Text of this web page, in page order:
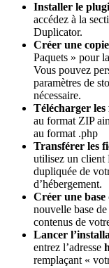
Installer le
accédez à la
Duplicator.
Créer une
Paquets » pour
Vous pouvez
paramètres de
nécessaire.
Télécharger les
au format ZIP
au format .php
Transférer les
utilisez un client
dupliquée de
d’hébergement.
Créer une
nouvelle base
contenus de
Lancer
entrez l’adresse
remplaçant «